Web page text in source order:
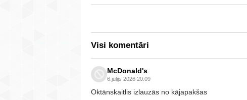
Visi komentāri
McDonald's
6.jūlijs 2026 20:09
Oktānskaitlis izlauzās no kājapakšas